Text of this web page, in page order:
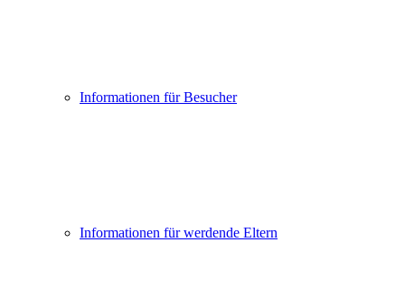
Informationen für Besucher
Informationen für werdende Eltern